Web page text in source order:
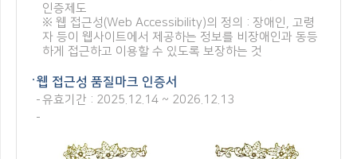
인증제도
※ 웹 접근성(Web Accessibility)의 정의 : 장애인, 고령
자 등이 웹사이트에서 제공하는 정보를 비장애인과 동등
하게 접근하고 이용할 수 있도록 보장하는 것
웹 접근성 품질마크 인증서
유효기간 : 2025.12.14 ~ 2026.12.13